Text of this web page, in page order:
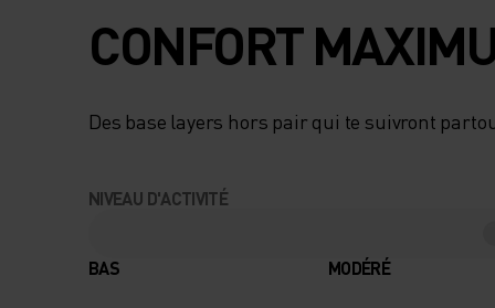
POLYVALENT EST
COUTURES POUR
CONFORT IDÉAL ET
ASSURE UNE TRÈS
CONFORT
Des base layers hors pair qui te suivront
NIVEAU D'ACTIVITÉ
BAS MODÉRÉ